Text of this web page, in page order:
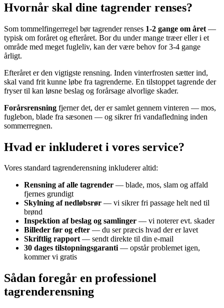
Hvornår skal dine tagrender renses?
Som tommelfingerregel bør tagrender renses 1-2 gange om året —
typisk om foråret og efteråret. Bor du under mange træer eller i et
område med meget fugleliv, kan der være behov for 3-4 gange
årligt.
Efteråret er den vigtigste rensning. Inden vinterfrosten sætter ind,
skal vand frit kunne løbe fra tagrenderne. En tilstoppet tagrende der
fryser til kan løsne beslag og forårsage alvorlige skader.
Forårsrensning fjerner det, der er samlet gennem vinteren — mos,
fuglebon, blade fra sæsonen — og sikrer fri vandafledning inden
sommerregnen.
Hvad er inkluderet i vores service?
Vores standard tagrenderensning inkluderer altid:
Rensning af alle tagrender — blade, mos, slam og affald
fjernes grundigt
Skylning af nedløbsrør — vi sikrer fri passage helt ned til
brønd
Inspektion af beslag og samlinger — vi noterer evt. skader
Billeder før og efter — du ser præcis hvad der er lavet
Skriftlig rapport— sendt direkte til din e-mail
30 dages tilstopningsgaranti— opstår problemet igen,
kommer vi gratis
Sådan foregår en professionel
tagrenderensning